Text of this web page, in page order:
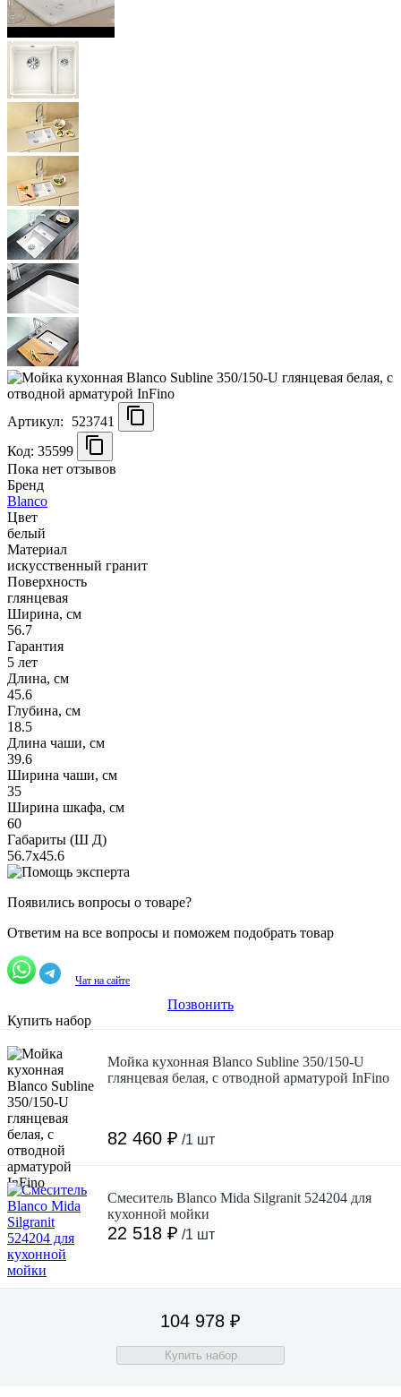
Артикул:
523741
Код: 35599
Пока нет отзывов
Бренд
Blanco
Цвет
белый
Материал
искусственный гранит
Поверхность
глянцевая
Ширина, см
56.7
Гарантия
5 лет
Длина, см
45.6
Глубина, см
18.5
Длина чаши, см
39.6
Ширина чаши, см
35
Ширина шкафа, см
60
Габариты (Ш Д)
56.7х45.6
Появились вопросы о товаре?
Ответим на все вопросы и поможем подобрать товар
Чат на сайте
Позвонить
Купить набор
Мойка кухонная Blanco Subline 350/150-U
глянцевая белая, с отводной арматурой InFino
82 460 ₽ /1 шт
Смеситель Blanco Mida Silgranit 524204 для
кухонной мойки
22 518 ₽ /1 шт
104 978 ₽
Купить набор